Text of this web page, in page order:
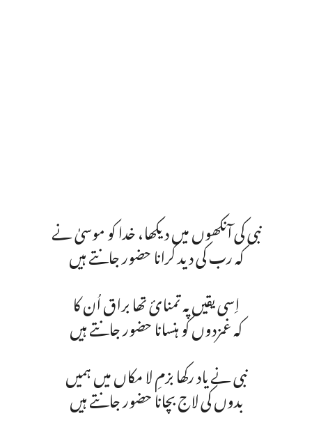
نبی کی آنکھوں میں دیکھا، خدا کو موسیٰ نے
کہ رب کی دید کرانا حضور جانتے ہیں
اِسی یقیں پہ تمنائ تھا براق اُن کا
کہ غمزدوں کو ہنسانا حضور جانتے ہیں
نبی نے یاد رکھا بزمِ لا مکاں میں ہمیں
بدوں کی لاج بچانا حضور جانتے ہیں